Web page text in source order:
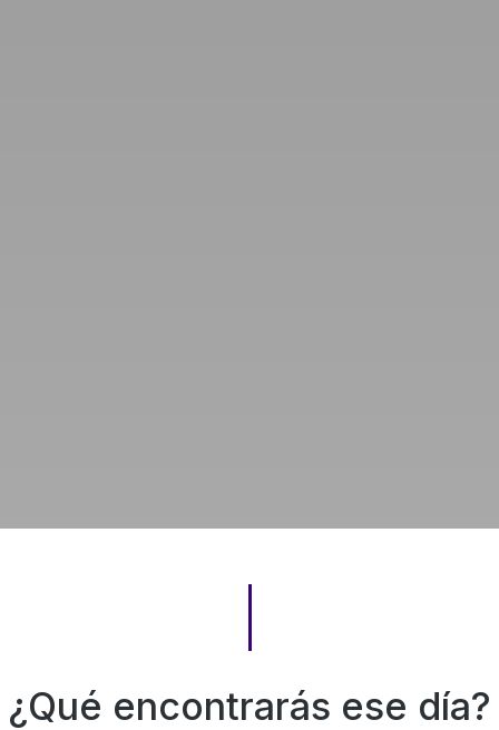
¿Qué encontrarás ese día?